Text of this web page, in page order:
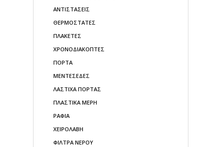
ΑΝΤΙΣΤΑΣΕΙΣ
ΘΕΡΜΟΣΤΑΤΕΣ
ΠΛΑΚΕΤΕΣ
ΧΡΟΝΟΔΙΑΚΟΠΤΕΣ
ΠΟΡΤΑ
ΜΕΝΤΕΣΕΔΕΣ
ΛΑΣΤΙΧΑ ΠΟΡΤΑΣ
ΠΛΑΣΤΙΚΑ ΜΕΡΗ
ΡΑΦΙΑ
ΧΕΙΡΟΛΑΒΗ
ΦΙΛΤΡΑ ΝΕΡΟΥ